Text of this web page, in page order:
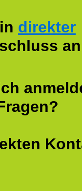
direkter